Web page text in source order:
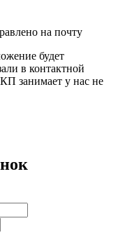
на почту
будет
в контактной
занимает у нас не